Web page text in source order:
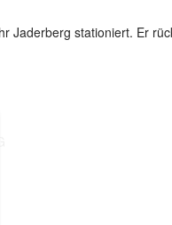
stationiert. Er